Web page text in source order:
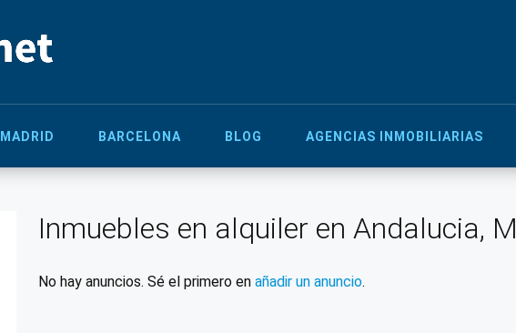
MADRID BARCELONA BLOG AGENCIAS INMOBILIARIAS
Inmuebles en alquiler en Andalucia,
No hay anuncios. Sé el primero en añadir un anuncio.